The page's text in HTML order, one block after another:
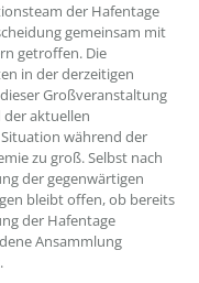
der Hafentage
gemeinsam mit
getroffen. Die
in der derzeitigen
Großveranstaltung
aktuellen
während der
zu groß. Selbst nach
der gegenwärtigen
bleibt offen, ob bereits
der Hafentage
Ansammlung